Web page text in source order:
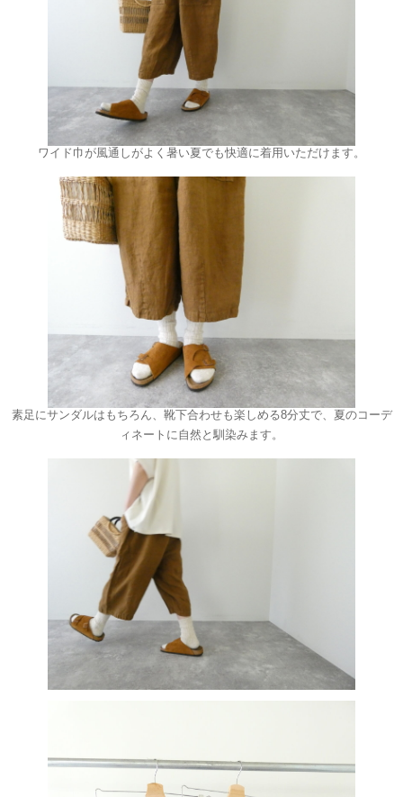
ワイド巾が風通しがよく暑い夏でも快適に着用いただけます。
素足にサンダルはもちろん、靴下合わせも楽しめる8分丈で、夏のコーデ
ィネートに自然と馴染みます。